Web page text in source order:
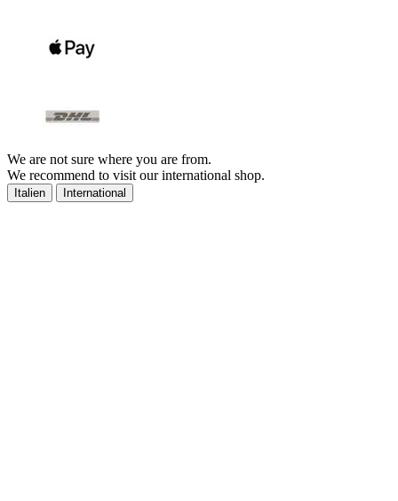
We are not sure where you are from.
We recommend to visit our international shop.
Italien International